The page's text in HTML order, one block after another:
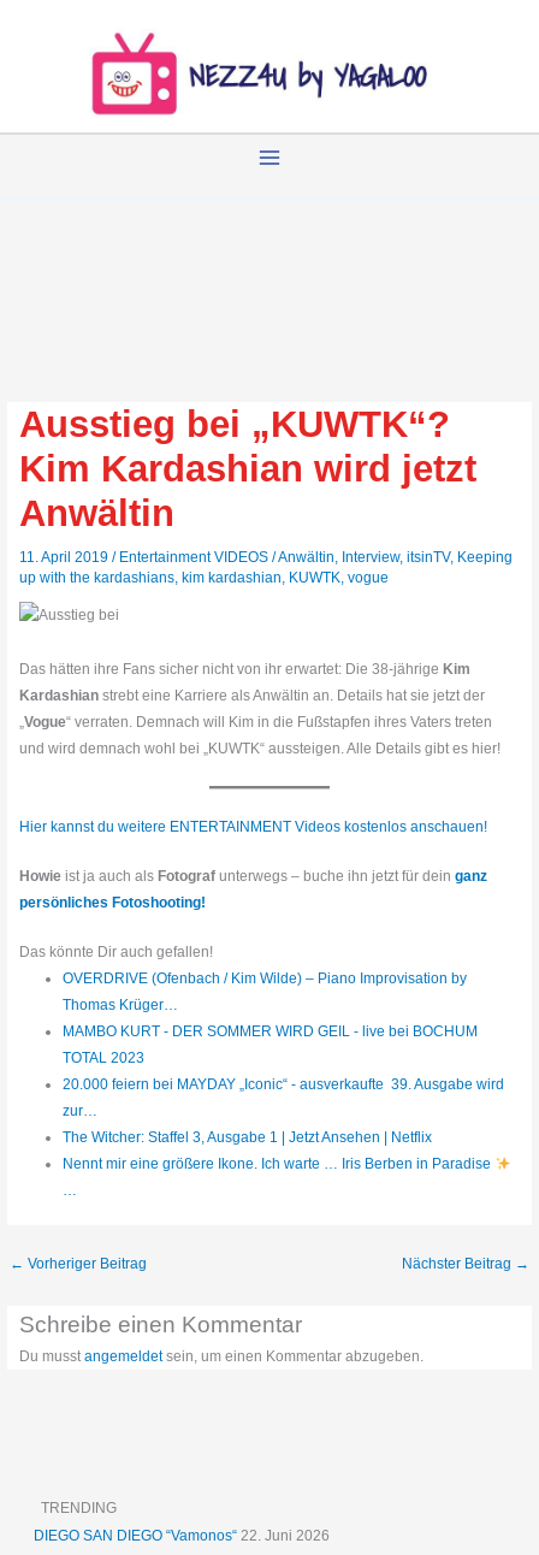
Ausstieg bei „KUWTK“?
Kim Kardashian wird jetzt
Anwältin
11. April 2019/ Entertainment VIDEOS /Anwältin Interview,itsinTV, Keeping
up with the kardashians ,kim kardashian KUWTK ,vogue
Das hätten ihre Fans sicher nicht von ihr erwartet: Die 38-jährige Kim
Kardashian strebt eine Karriere als Anwältin an. Details hat sie jetzt der
„Vogue“ verraten. Demnach will Kim in die Fußstapfen ihres Vaters treten
und wird demnach wohl bei „KUWTK“ aussteigen. Alle Details gibt es hier!
Hier kannst du weitere ENTERTAINMENT Videos kostenlos anschauen!
Howie ist ja auch als Fotograf unterwegs – buche ihn jetzt für deinganz
persönliches Fotoshooting!
Das könnte Dir auch gefallen!
OVERDRIVE (Ofenbach / Kim Wilde) – Piano Improvisation by
Thomas Krüger…
MAMBO KURT - DER SOMMER WIRD GEIL - live bei BOCHUM
TOTAL 2023
20.000 feiern bei MAYDAY „Iconic“ - ausverkaufte 39. Ausgabe wird
zur…
The Witcher: Staffel 3, Ausgabe 1 | Jetzt Ansehen | Netflix
Nennt mir eine größere Ikone. Ich warte … Iris Berben in Paradise
…
← Vorheriger Beitrag Nächster Beitrag →
Schreibe einen Kommentar
Du musstangemeldetsein, um einen Kommentar abzugeben.
TRENDING
DIEGO SAN DIEGO “Vamonos“ 22. Juni 2026